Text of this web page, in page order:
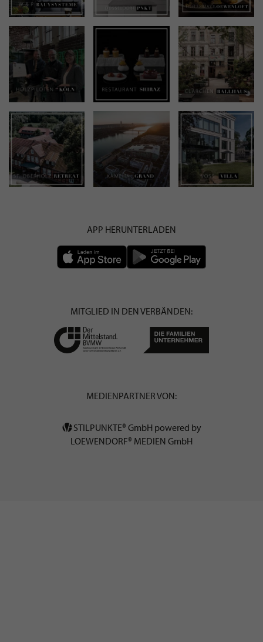
APP HERUNTERLADEN
MITGLIED IN DEN VERBÄNDEN:
MEDIENPARTNER VON:
STILPUNKTE® GmbH powered by
LOEWENDORF® MEDIEN GmbH